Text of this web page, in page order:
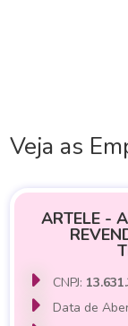
Veja as
ARTELE -
CNPJ:
Data de